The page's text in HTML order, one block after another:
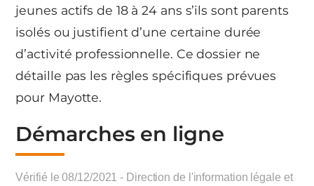
jeunes actifs de 18 à 24 ans s’ils sont parents
isolés ou justifient d’une certaine durée
d’activité professionnelle. Ce dossier ne
détaille pas les règles spécifiques prévues
pour Mayotte.
Démarches en ligne
Vérifié le 08/12/2021 - Direction de l'information légale et